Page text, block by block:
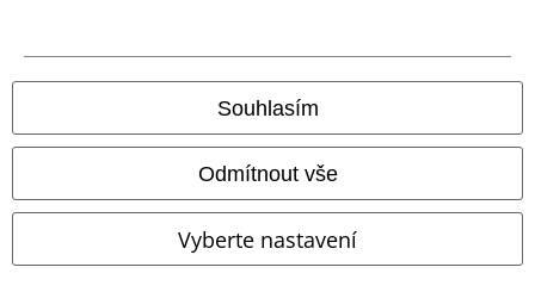
Souhlasím
Odmítnout vše
Vyberte nastavení
Prohlášení
Likvidace odpadu a ochrana životního prostředí
Prohlášení o shodě